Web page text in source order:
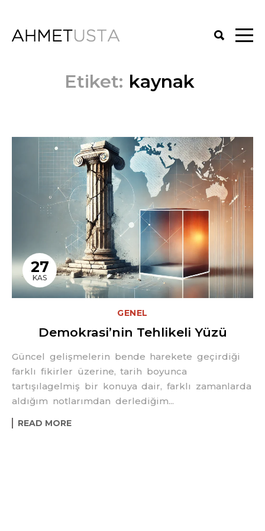
Etiket: kaynak
27
KAS
GENEL
Demokrasi’nin Tehlikeli Yüzü
Güncel gelişmelerin bende harekete geçirdiği
farklı fikirler üzerine, tarih boyunca
tartışılagelmiş bir konuya dair, farklı zamanlarda
aldığım notlarımdan derlediğim...
READ MORE